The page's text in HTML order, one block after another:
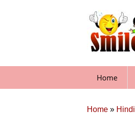
Home
Home » Hindi